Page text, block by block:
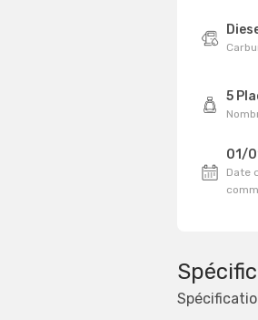
5
01/
Date